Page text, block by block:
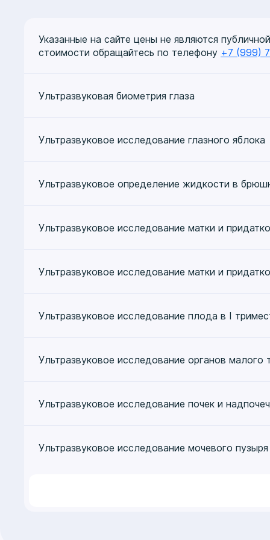
Указанные на сайте цены не являются
стоимости обращайтесь по телефону +7 (999)
Ультразвуковая биометрия глаза
Ультразвуковое исследование глазного яблока
Ультразвуковое определение жидкости в
Ультразвуковое исследование матки и
Ультразвуковое исследование матки и
Ультразвуковое исследование плода в I
Ультразвуковое исследование органов
Ультразвуковое исследование почек и
Ультразвуковое исследование мочевого пузыря